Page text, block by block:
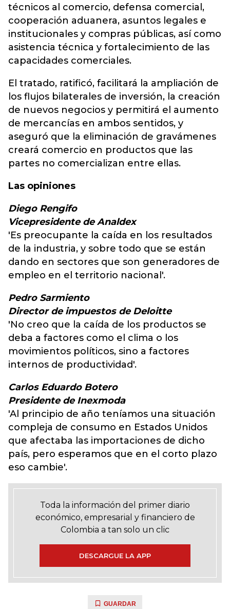
técnicos al comercio, defensa comercial,
cooperación aduanera, asuntos legales e
institucionales y compras públicas, así como
asistencia técnica y fortalecimiento de las
capacidades comerciales.
El tratado, ratificó, facilitará la ampliación de
los flujos bilaterales de inversión, la creación
de nuevos negocios y permitirá el aumento
de mercancías en ambos sentidos, y
aseguró que la eliminación de gravámenes
creará comercio en productos que las
partes no comercializan entre ellas.
Las opiniones
Diego Rengifo
Vicepresidente de Analdex
'Es preocupante la caída en los resultados
de la industria, y sobre todo que se están
dando en sectores que son generadores de
empleo en el territorio nacional'.
Pedro Sarmiento
Director de impuestos de Deloitte
'No creo que la caída de los productos se
deba a factores como el clima o los
movimientos políticos, sino a factores
internos de productividad'.
Carlos Eduardo Botero
Presidente de Inexmoda
'Al principio de año teníamos una situación
compleja de consumo en Estados Unidos
que afectaba las importaciones de dicho
país, pero esperamos que en el corto plazo
eso cambie'.
Toda la información del primer diario
económico, empresarial y financiero de
Colombia a tan solo un clic
DESCARGUE LA APP
GUARDAR